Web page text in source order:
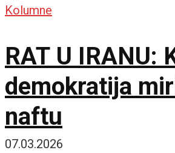
Kolumne
RAT U IRANU:
demokratija
naftu
07.03.2026